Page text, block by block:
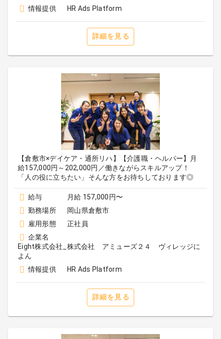
情報提供
HR Ads Platform
詳細を見る
【倉敷市×デイケア・通所リハ】【介護職・ヘルパー】月
給157,000円～202,000円／働きながらスキルアップ！
「人の役に立ちたい」そんな方をお待ちしております◎
給与
月給 157,000円〜
勤務場所
岡山県倉敷市
雇用形態
正社員
企業名
Eight株式会社_株式会社 アミューズ２４ ヴィレッジに
よん
情報提供
HR Ads Platform
詳細を見る